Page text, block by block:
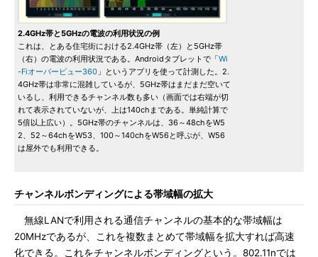
2.4GHz帯と5GHzの電波の利用状況の例
これは、とある住宅街における2.4GHz帯（左）と5GHz帯
（右）の電波の利用状況である。Androidタブレットで「Wi
-Fiオーバービュー360 」というアプリを使って計測した。2.
4GHz帯は非常に混雑しているが、5GHz帯はまだまだ空いて
いるし、利用できるチャンネル数も多い（画面では右端が切
れて表示されていないが、上は140chまである。単純計算で
5倍以上広い）。5GHz帯のチャンネルは、36～48chをW5
2、52～64chをW53、100～140chをW56と呼ぶが、W56
は屋外でも利用できる。
チャンネルボンディングによる帯域幅の拡大
無線LANで利用される通信チャンネルの基本的な帯域幅は
20MHzであるが、これを複数まとめて帯域幅を拡大すれば高速
化できる。これをチャンネルボンディングという。802.11nでは